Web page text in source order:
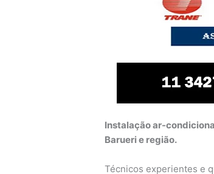
Instalação ar-
Barueri e região.
Técnicos experientes e